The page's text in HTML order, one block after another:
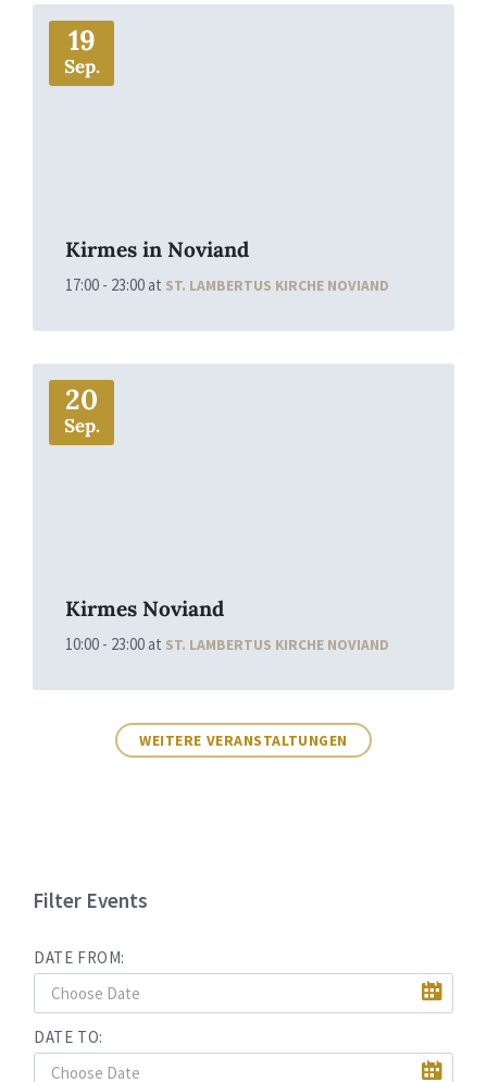
19
Sep.
Kirmes in Noviand
17:00 - 23:00 at ST. LAMBERTUS KIRCHE NOVIAND
More
20
Sep.
Kirmes Noviand
10:00 - 23:00 at ST. LAMBERTUS KIRCHE NOVIAND
More
WEITERE VERANSTALTUNGEN
Filter Events
DATE FROM:
DATE TO: